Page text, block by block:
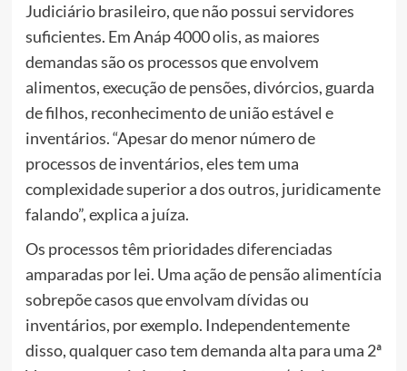
Judiciário brasileiro, que não possui servidores
suficientes. Em Anáp 4000 olis, as maiores
demandas são os processos que envolvem
alimentos, execução de pensões, divórcios, guarda
de filhos, reconhecimento de união estável e
inventários. “Apesar do menor número de
processos de inventários, eles tem uma
complexidade superior a dos outros, juridicamente
falando”, explica a juíza.
Os processos têm prioridades diferenciadas
amparadas por lei. Uma ação de pensão alimentícia
sobrepõe casos que envolvam dívidas ou
inventários, por exemplo. Independentemente
disso, qualquer caso tem demanda alta para uma 2ª